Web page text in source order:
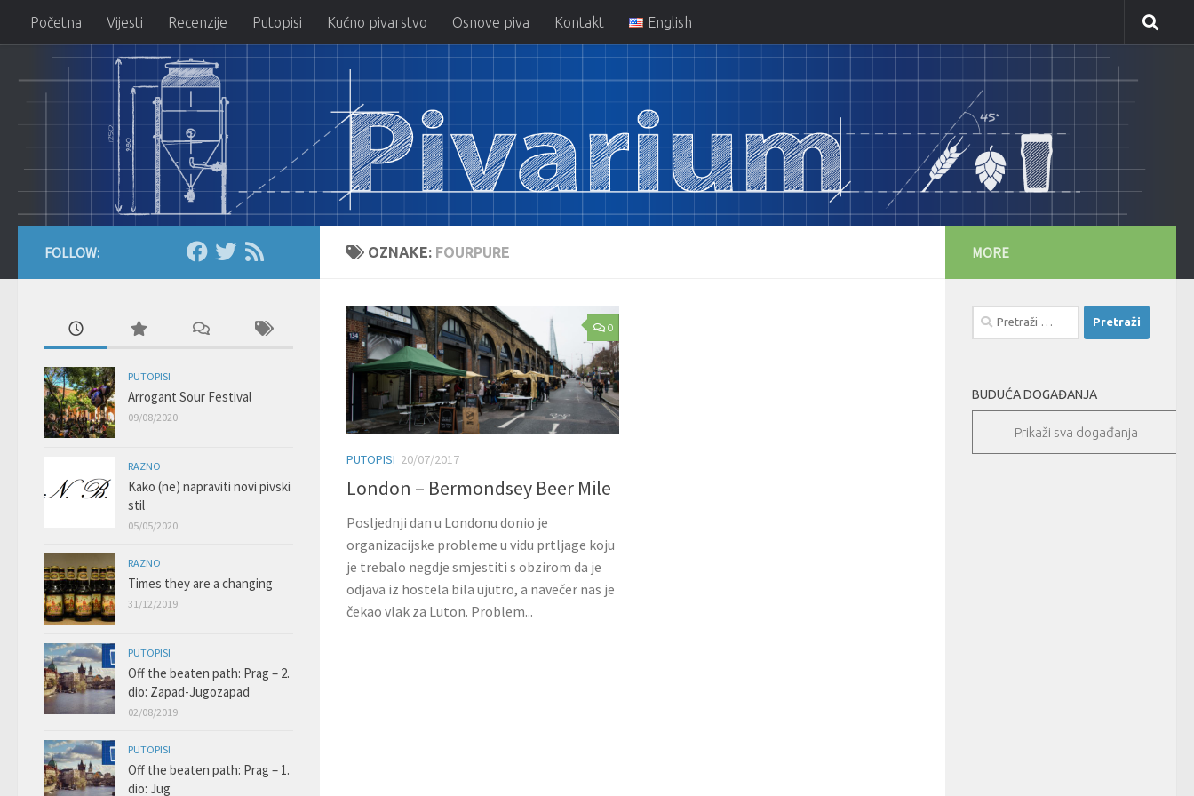
Skip to content
Početna Vijesti Recenzije Putopisi Kućno pivarstvo Osnove piva Kontakt English
OZNAKE: FOURPURE
0
PUTOPISI 20/07/2017
London – Bermondsey Beer Mile
Posljednji dan u Londonu donio je
organizacijske probleme u vidu prtljage koju
je trebalo negdje smjestiti s obzirom da je
odjava iz hostela bila ujutro, a navečer nas je
čekao vlak za Luton. Problem...
FOLLOW:
PUTOPISI
Arrogant Sour Festival
09/08/2020
RAZNO
Kako (ne) napraviti novi pivski
stil
05/05/2020
RAZNO
Times they are a changing
31/12/2019
PUTOPISI
Off the beaten path: Prag – 2.
dio: Zapad-Jugozapad
02/08/2019
PUTOPISI
Off the beaten path: Prag – 1.
dio: Jug
MORE
Pretraži:
BUDUĆA DOGAĐANJA
Prikaži sva događanja